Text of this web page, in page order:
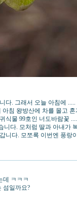
다. 그래서 오늘 아침에 .....
침 왕방산에 차를 몰고
식물 99호인 너도바람꽃
다. 모처럼 딸과 아내가
니다. 모쪼록 이번엔 풍랑
데 ㅋㅋㅋ
섬일까요?